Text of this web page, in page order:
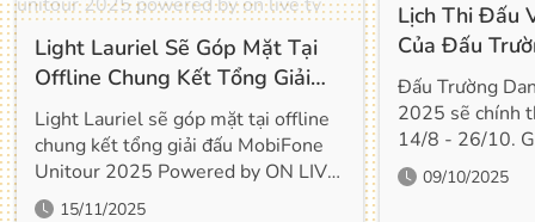
Light Lauriel Sẽ Góp Mặt Tại
Offline Chung Kết Tổng Giải
Đấu Mobifone Unitour 2025
Powered By On Live Tv
Light Lauriel sẽ góp mặt tại offline
chung kết tổng giải đấu MobiFone
Unitour 2025 Powered by ON LIVE
TV 15/11/2025
Lịch Thi Đấu
Của Đấu
Mùa Đông
Đấu Trường
2025 sẽ chính
14/8 - 26/10.
đội tuyển
Mobile Việt
09/10/2025